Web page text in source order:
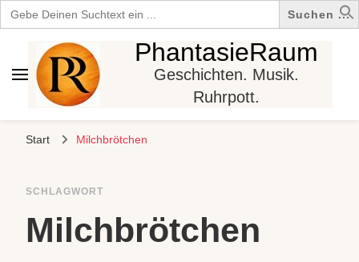
Search
for:
PhantasieRaum
Geschichten. Musik.
Ruhrpott.
Start Milchbrötchen
SCHLAGWORT
Milchbrötchen